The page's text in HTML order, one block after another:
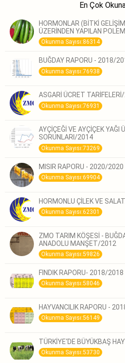
En Çok
HORMONLAR (BİTKİ
ÜZERİNDEN YAPILAN
Okunma Sayısı:86314
BUĞDAY RAPORU - 2018/
Okunma Sayısı:76938
ASGARİ ÜCRET
Okunma Sayısı:76931
AYÇİÇEĞİ VE AYÇİÇEK YAĞI
SORUNLARI/2014
Okunma Sayısı:73269
MISIR RAPORU - 2020/2020
Okunma Sayısı:69904
HORMONLU ÇİLEK VE
Okunma Sayısı:62301
ZMO TARIM KÖŞESİ -
ANADOLU MANŞET/2012
Okunma Sayısı:59826
FINDIK RAPORU- 2018/2018
Okunma Sayısı:58046
HAYVANCILIK RAPORU -
Okunma Sayısı:56149
TÜRKİYE‘DE BÜYÜKBAŞ
Okunma Sayısı:53730